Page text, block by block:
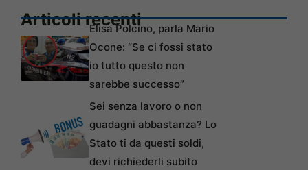
Articoli recentiElisa Polcino, parla Mario
Ocone: “Se ci fossi stato
io tutto questo non
sarebbe successo”
Sei senza lavoro o non
guadagni abbastanza? Lo
Stato ti da questi soldi,
devi richiederli subito